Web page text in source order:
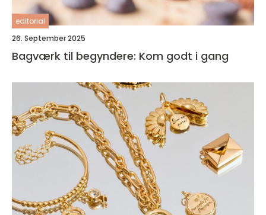
editorial
26. September 2025
Bagværk til begyndere: Kom godt i gang